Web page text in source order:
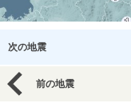
次の地震
前の地震